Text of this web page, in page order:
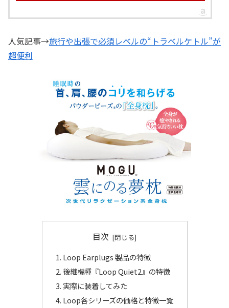
人気記事→旅行や出張で必須レベルの“トラベルケトル”が
超便利
目次
Loop Earplugs 製品の特徴
後継機種『Loop Quiet2』の特徴
実際に装着してみた
Loop各シリーズの価格と特徴一覧